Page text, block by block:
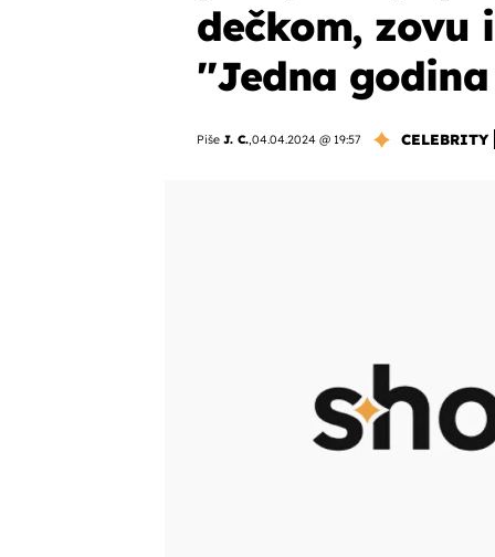
dečkom, zovu
''Jedna
Piše J. C.,04.04.2024 @ 19:57 CELEBRITY